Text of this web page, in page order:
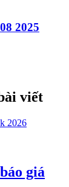
2025
viết
2026
giá